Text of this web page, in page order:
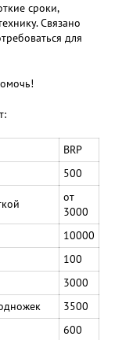
сроки,
Связано
для
BRP
500
от
3000
10000
100
3000
3500
600